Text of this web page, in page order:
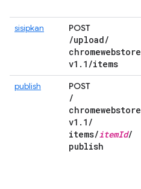
sisipkan
POST
/upload/
chromewebstore
v1 . 1 /items
publish POST
/
chromewebstore
v1 . 1 /
items/itemId/
publish